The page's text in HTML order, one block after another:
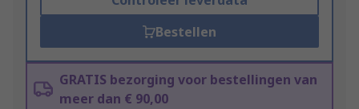
Bestellen
GRATIS bezorging voor bestellingen van
meer dan € 90,00